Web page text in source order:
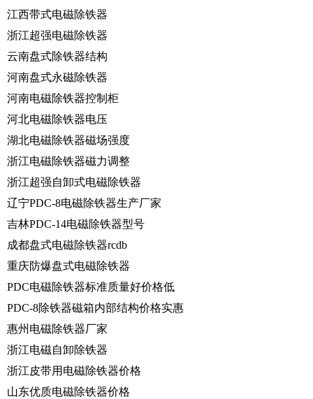
江西带式电磁除铁器
浙江超强电磁除铁器
云南盘式除铁器结构
河南盘式永磁除铁器
河南电磁除铁器控制柜
河北电磁除铁器电压
湖北电磁除铁器磁场强度
浙江电磁除铁器磁力调整
浙江超强自卸式电磁除铁器
辽宁PDC-8电磁除铁器生产厂家
吉林PDC-14电磁除铁器型号
成都盘式电磁除铁器rcdb
重庆防爆盘式电磁除铁器
PDC电磁除铁器标准质量好价格低
PDC-8除铁器磁箱内部结构价格实惠
惠州电磁除铁器厂家
浙江电磁自卸除铁器
浙江皮带用电磁除铁器价格
山东优质电磁除铁器价格